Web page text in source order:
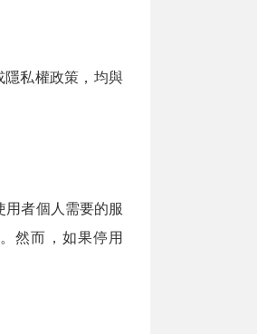
隱私權政策，均與
者個人需要的服
然而，如果停用